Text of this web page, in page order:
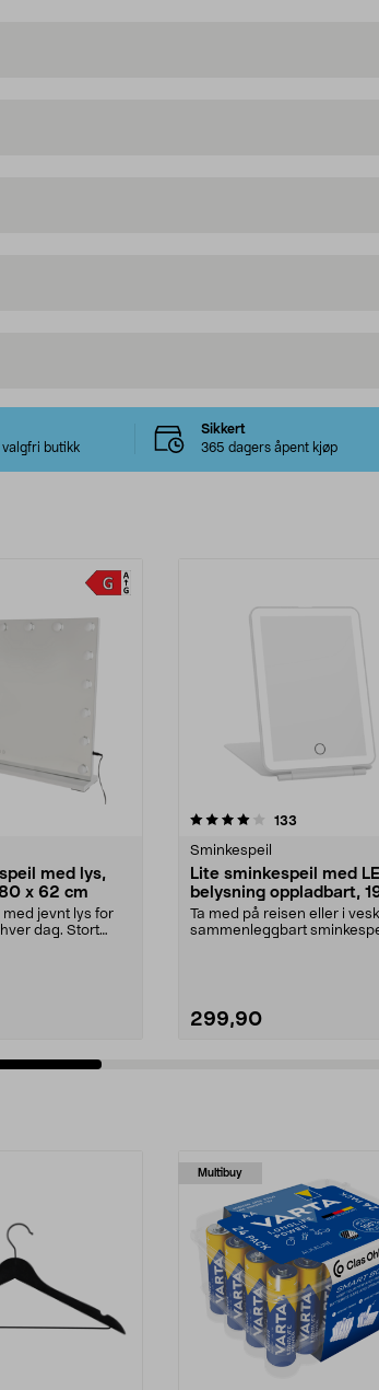
butikk
Sikkert
365 dagers åpent kjøp
med lys,
80 x 62 cm
jevnt lys for
dag. Stort
5 stjerner 133
Sminkespeil
Lite sminkespeil med
belysning oppladbart,
cm
Ta med på reisen eller i
sammenleggbart
299,90
4.5 av 5 stjerner
Multibuy